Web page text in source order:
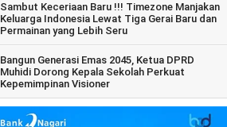
Sambut Keceriaan Baru !!! Timezone Manjakan
Keluarga Indonesia Lewat Tiga Gerai Baru dan
Permainan yang Lebih Seru
Bangun Generasi Emas 2045, Ketua DPRD
Muhidi Dorong Kepala Sekolah Perkuat
Kepemimpinan Visioner